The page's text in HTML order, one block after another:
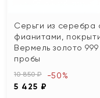
Серьги из серебра
фианитами,
Вермель золото 999
пробы
10 850 ₽
5 425 ₽
-50%